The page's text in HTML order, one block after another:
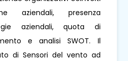
aziendali, presenza
aziendali, quota di
e analisi SWOT. Il
di Sensori del vento ad